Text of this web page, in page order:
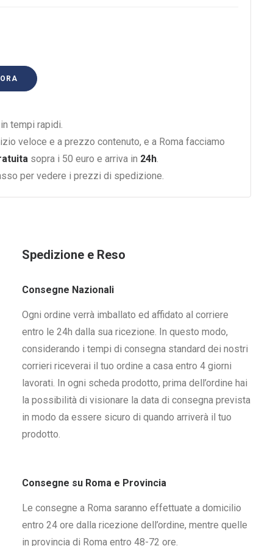
tempi rapidi.
veloce e a prezzo contenuto, e a Roma facciamo
sopra i 50 euro e arriva in 24h.
per vedere i prezzi di spedizione.
Spedizione e Reso
Consegne Nazionali
Ogni ordine verrà imballato ed affidato al corriere
entro le 24h dalla sua ricezione. In questo modo,
considerando i tempi di consegna standard dei nostri
corrieri riceverai il tuo ordine a casa entro 4 giorni
lavorati. In ogni scheda prodotto, prima dell’ordine hai
la possibilità di visionare la data di consegna prevista
in modo da essere sicuro di quando arriverà il tuo
prodotto.
Consegne su Roma e Provincia
Le consegne a Roma saranno effettuate a domicilio
entro 24 ore dalla ricezione dell’ordine, mentre quelle
in provincia di Roma entro 48-72 ore.